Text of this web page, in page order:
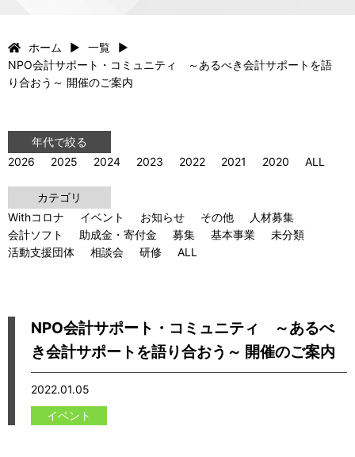
ホーム
一覧
NPO会計サポート・コミュニティ ～あるべき会計サポートを語
り合おう～ 開催のご案内
年代で絞る
2026
2025 2024 2023 2022 2021 2020 ALL
カテゴリ
Withコロナ
イベント お知らせ その他
人材募集
会計ソフト
助成金・寄付金 募集 基本事業
未分類
活動支援団体
相談会 研修 ALL
NPO会計サポート・コミュニティ ～あるべ
き会計サポートを語り合おう～ 開催のご案内
2022.01.05
イベント